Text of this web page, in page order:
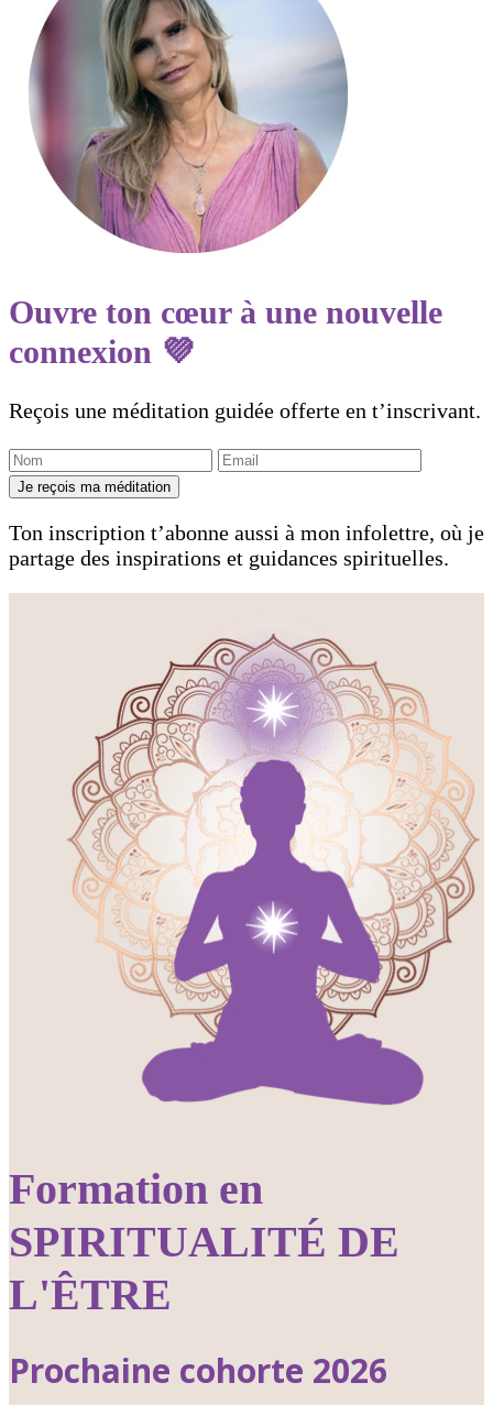
Ouvre ton cœur à une nouvelle
connexion 💜
Reçois une méditation guidée offerte en t’inscrivant.
Je reçois ma méditation
Ton inscription t’abonne aussi à mon infolettre, où je
partage des inspirations et guidances spirituelles.
Formation en
SPIRITUALITÉ DE
L'ÊTRE
Prochaine cohorte 2026